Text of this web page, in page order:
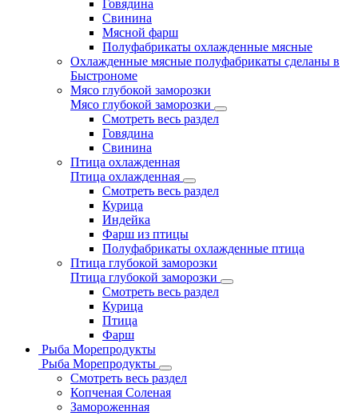
Говядина
Свинина
Мясной фарш
Полуфабрикаты охлажденные мясные
Охлажденные мясные полуфабрикаты сделаны в
Быстрономе
Мясо глубокой заморозки
Мясо глубокой заморозки
Смотреть весь раздел
Говядина
Свинина
Птица охлажденная
Птица охлажденная
Смотреть весь раздел
Курица
Индейка
Фарш из птицы
Полуфабрикаты охлажденные птица
Птица глубокой заморозки
Птица глубокой заморозки
Смотреть весь раздел
Курица
Птица
Фарш
Рыба Морепродукты
Рыба Морепродукты
Смотреть весь раздел
Копченая Соленая
Замороженная